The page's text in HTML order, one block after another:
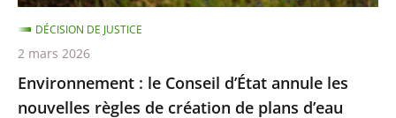
de
création
de
plans
d’eau
Environnement : le Conseil d’État annule les
nouvelles règles de création de plans d’eau
DÉCISION DE JUSTICE
2 mars 2026